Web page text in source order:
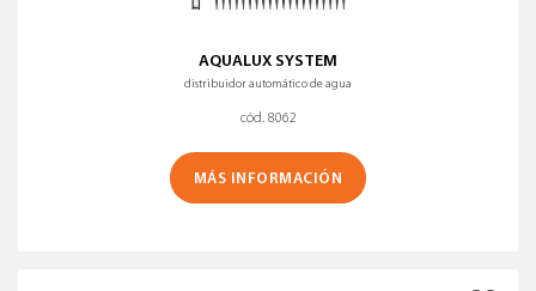
AQUALUX SYSTEM
distribuidor automático de agua
cód. 8062
MÁS INFORMACIÓN